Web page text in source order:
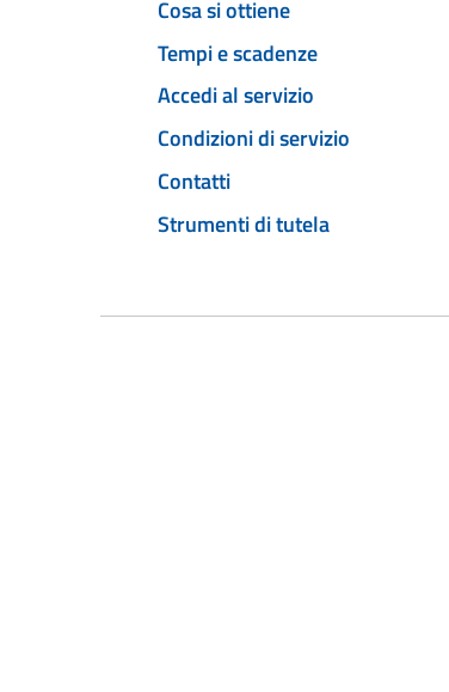
Cosa si ottiene
Tempi e scadenze
Accedi al servizio
Condizioni di servizio
Contatti
Strumenti di tutela